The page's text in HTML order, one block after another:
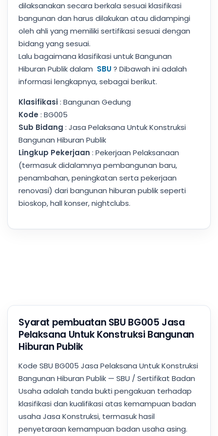
dilaksanakan secara berkala sesuai klasifikasi
bangunan dan harus dilakukan atau didampingi
oleh ahli yang memiliki sertifikasi sesuai dengan
bidang yang sesuai.
Lalu bagaimana klasifikasi untuk Bangunan
Hiburan Publik dalam SBU? Dibawah ini adalah
informasi lengkapnya, sebagai berikut.
Klasifikasi: Bangunan Gedung
Kode : BG005
Sub Bidang : Jasa Pelaksana Untuk Konstruksi
Bangunan Hiburan Publik
Lingkup Pekerjaan : Pekerjaan Pelaksanaan
(termasuk didalamnya pembangunan baru,
penambahan, peningkatan serta pekerjaan
renovasi) dari bangunan hiburan publik seperti
bioskop, hall konser, nightclubs.
Syarat pembuatan SBU BG005 Jasa
Pelaksana Untuk Konstruksi Bangunan
Hiburan Publik
Kode SBU BG005 Jasa Pelaksana Untuk Konstruksi
Bangunan Hiburan Publik — SBU / Sertifikat Badan
Usaha adalah tanda bukti pengakuan terhadap
klasifikasi dan kualifikasi atas kemampuan badan
usaha Jasa Konstruksi, termasuk hasil
penyetaraan kemampuan badan usaha asing.